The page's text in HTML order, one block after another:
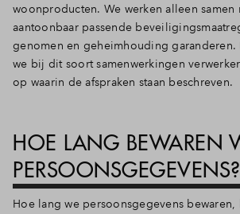
woonproducten. We werken alleen
aantoonbaar passende
genomen en geheimhouding garanderen.
we bij dit soort samenwerkingen
op waarin de afspraken staan beschreven.
HOE LANG BEWAREN
PERSOONSGEGEVENS?
Hoe lang we persoonsgegevens bewaren,